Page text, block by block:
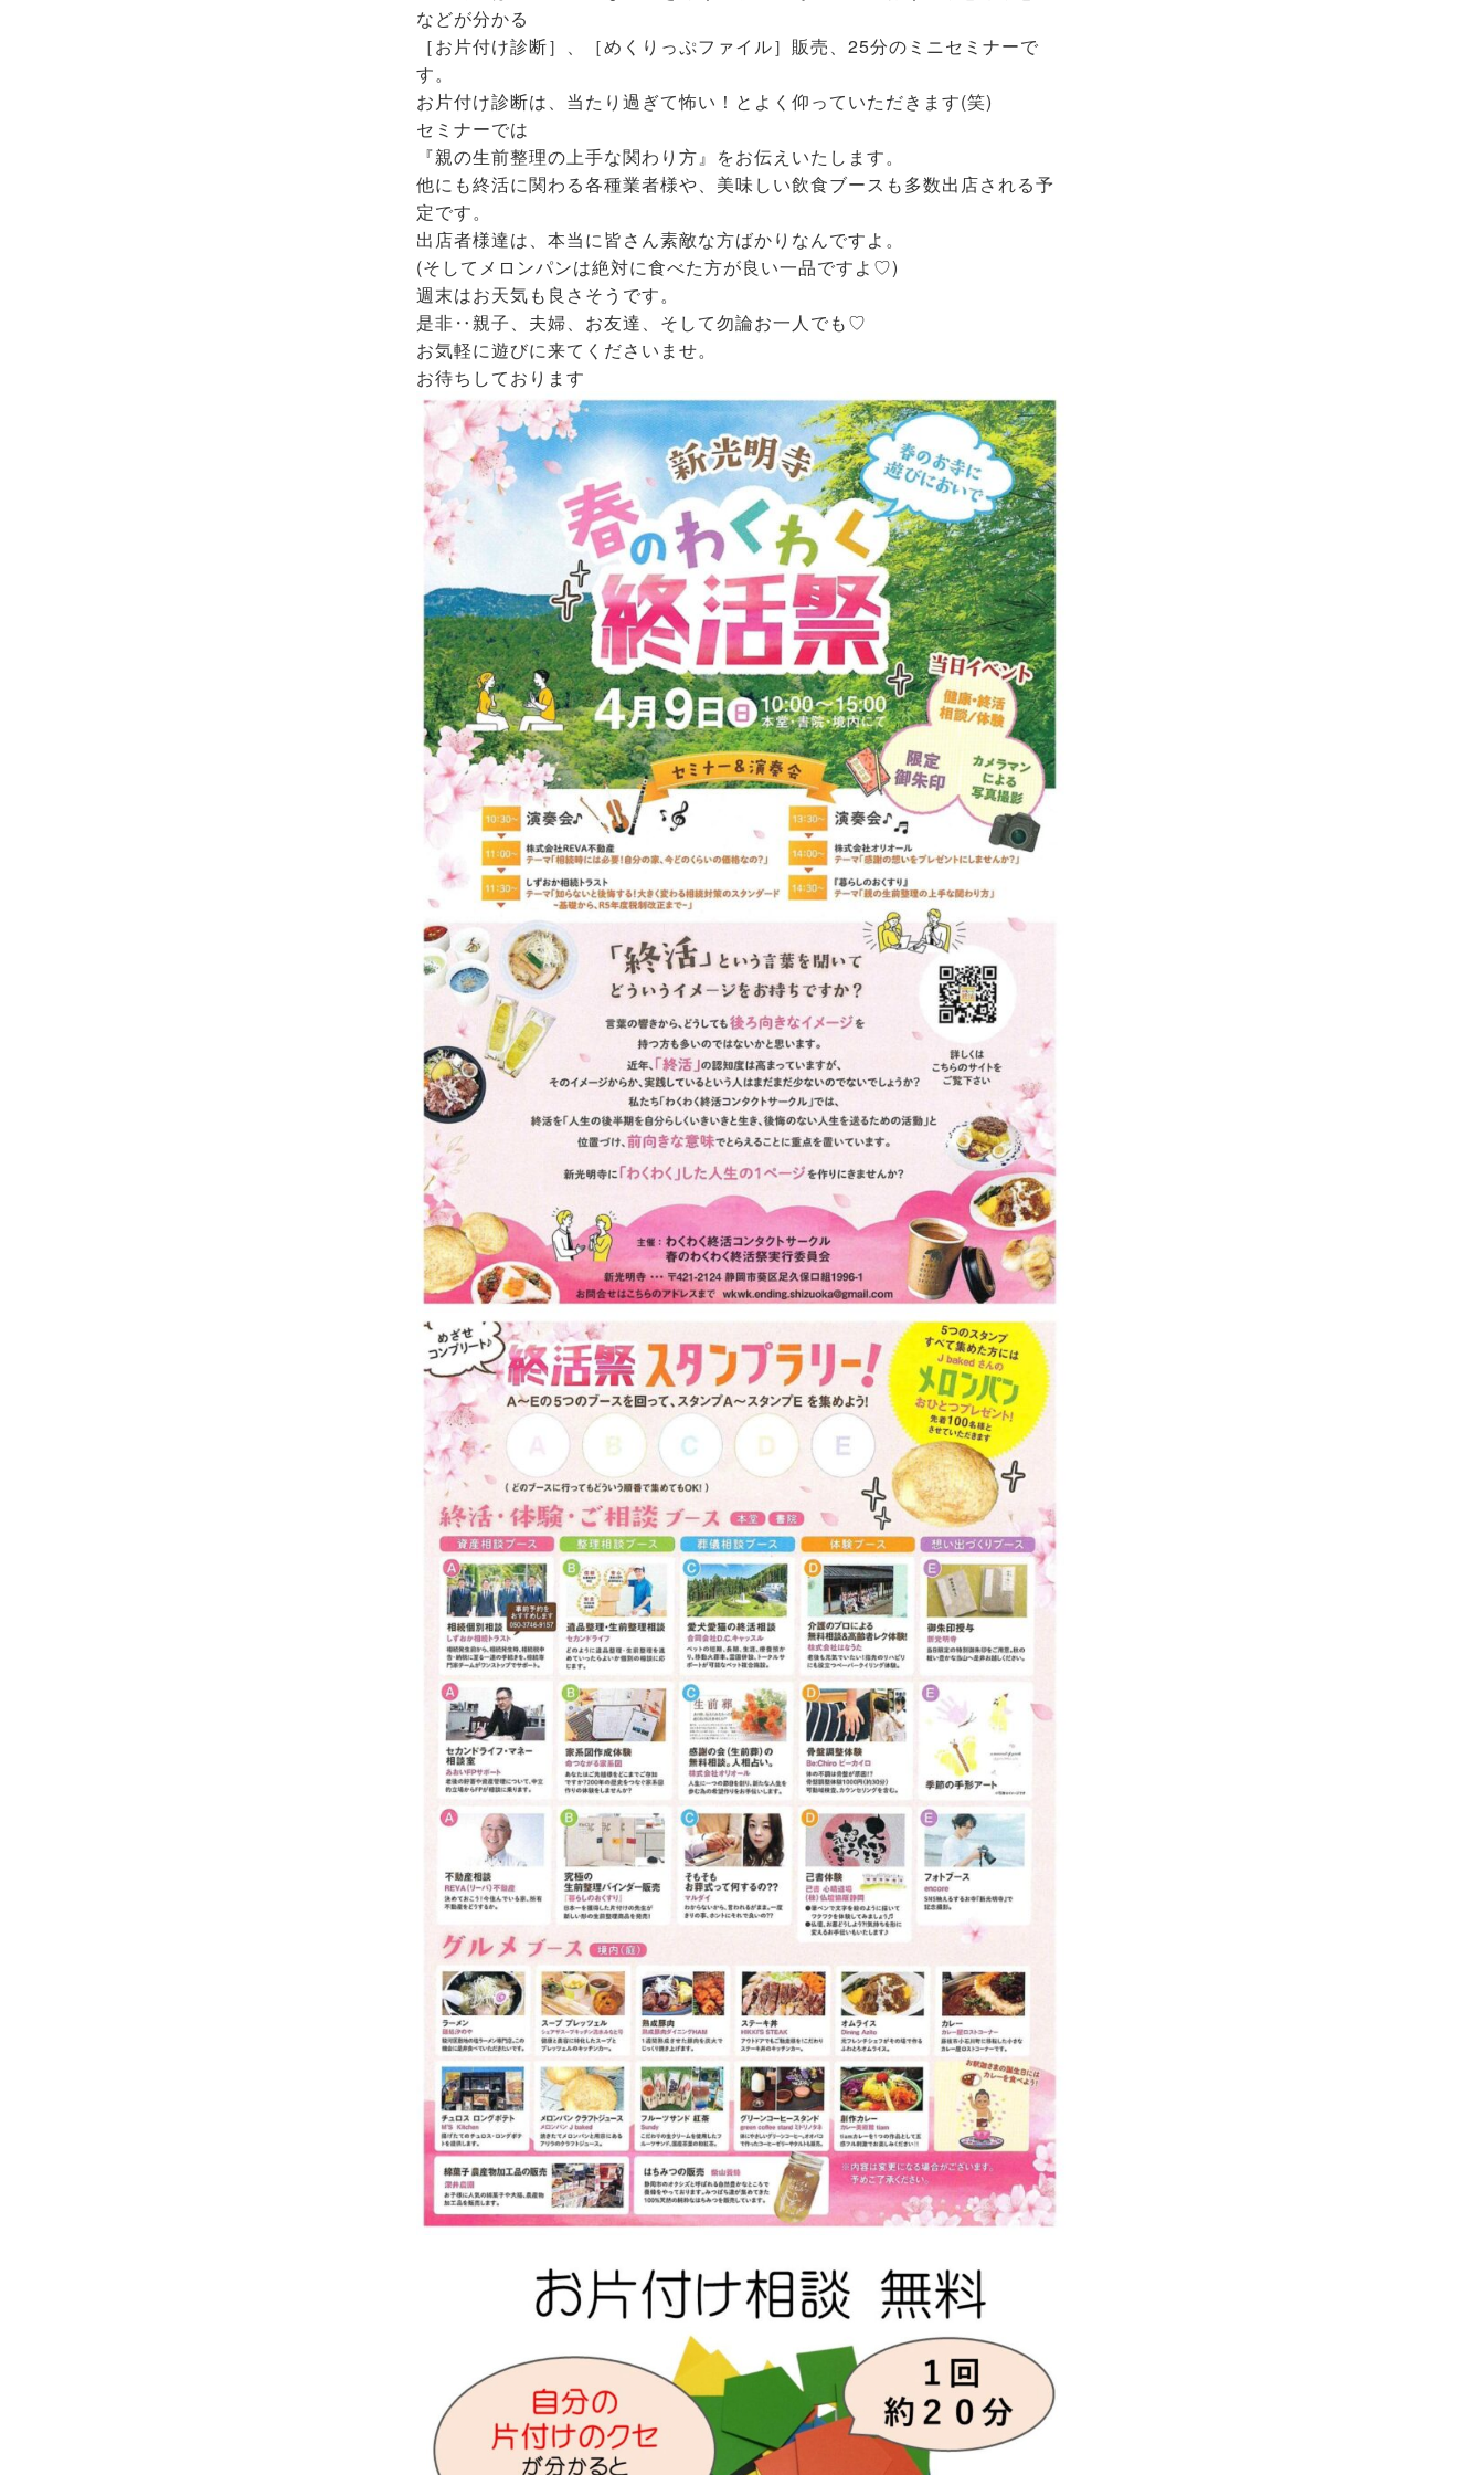
などが分かる
［お片付け診断］、［めくりっぷファイル］販売、25分のミニセミナーで
す。
お片付け診断は、当たり過ぎて怖い！とよく仰っていただきます(笑)
セミナーでは
『親の生前整理の上手な関わり方』をお伝えいたします。
他にも終活に関わる各種業者様や、美味しい飲食ブースも多数出店される予
定です。
出店者様達は、本当に皆さん素敵な方ばかりなんですよ。
(そしてメロンパンは絶対に食べた方が良い一品ですよ♡)
週末はお天気も良さそうです。
是非‥親子、夫婦、お友達、そして勿論お一人でも♡
お気軽に遊びに来てくださいませ。
お待ちしております